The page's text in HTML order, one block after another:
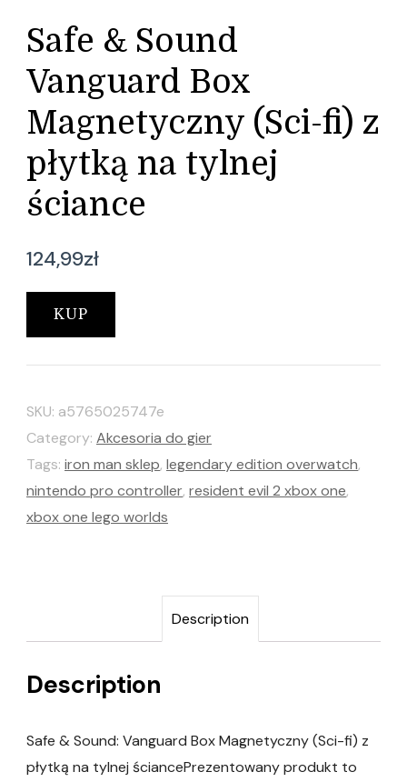
Safe & Sound
Vanguard Box
Magnetyczny (Sci-fi) z
płytką na tylnej
ściance
124,99zł
KUP
SKU: a5765025747e
Category: Akcesoria do gier
Tags: iron man sklep, legendary edition overwatch,
nintendo pro controller, resident evil 2 xbox one,
xbox one lego worlds
Description
Description
Safe & Sound: Vanguard Box Magnetyczny (Sci-fi) z
płytką na tylnej ściancePrezentowany produkt to